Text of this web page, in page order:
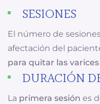
SESIONES
El número de
afectación del
para quitar las varices
DURACIÓN
La primera sesión es